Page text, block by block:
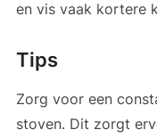
en vis vaak kortere
Tips
Zorg voor een
stoven. Dit zorgt